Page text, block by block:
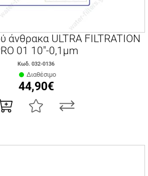
άνθρακα ULTRA FILTRATION
01 10"-0,1μm
Κωδ. 032-0136
Διαθέσιμο
44,90€